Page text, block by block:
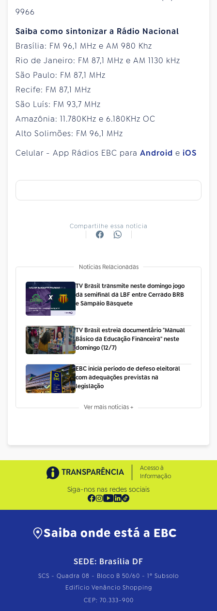
9966
Saiba como sintonizar a Rádio Nacional
Brasília: FM 96,1 MHz e AM 980 Khz
Rio de Janeiro: FM 87,1 MHz e AM 1130 kHz
São Paulo: FM 87,1 MHz
Recife: FM 87,1 MHz
São Luís: FM 93,7 MHz
Amazônia: 11.780KHz e 6.180KHz OC
Alto Solimões: FM 96,1 MHz
Celular - App Rádios EBC para Android e iOS
Compartilhe essa notícia
Notícias Relacionadas
TV Brasil transmite neste domingo jogo
da semifinal da LBF entre Cerrado BRB
e Sampaio Basquete
TV Brasil estreia documentário "Manual
Básico da Educação Financeira" neste
domingo (12/7)
EBC inicia período de defeso eleitoral
com adequações previstas na
legislação
Ver mais notícias +
TRANSPARÊNCIA
Acesso à
Informação
Siga-nos nas redes sociais
Saiba onde está a EBC
SEDE: Brasília DF
SCS - Quadra 08 - Bloco B 50/60 - 1º Subsolo
Edifício Venâncio Shopping
CEP: 70.333-900